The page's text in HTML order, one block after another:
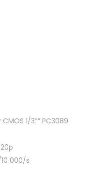
1/3″” PC3089
000/s